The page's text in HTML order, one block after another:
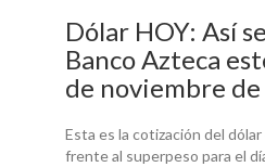
Dólar HOY: Así
Banco Azteca
de noviembre
Esta es la cotización del
frente al superpeso para el